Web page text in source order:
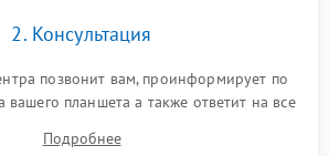
2. Консультация
позвонит вам, проинформирует по
вашего планшета а также ответит на все
Подробнее